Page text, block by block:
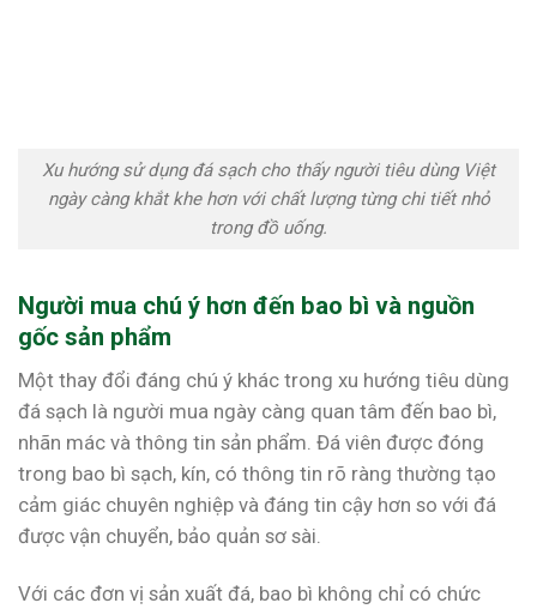
Xu hướng sử dụng đá sạch cho thấy người tiêu dùng Việt
ngày càng khắt khe hơn với chất lượng từng chi tiết nhỏ
trong đồ uống.
Người mua chú ý hơn đến bao bì và nguồn
gốc sản phẩm
Một thay đổi đáng chú ý khác trong xu hướng tiêu dùng
đá sạch là người mua ngày càng quan tâm đến bao bì,
nhãn mác và thông tin sản phẩm. Đá viên được đóng
trong bao bì sạch, kín, có thông tin rõ ràng thường tạo
cảm giác chuyên nghiệp và đáng tin cậy hơn so với đá
được vận chuyển, bảo quản sơ sài.
Với các đơn vị sản xuất đá, bao bì không chỉ có chức